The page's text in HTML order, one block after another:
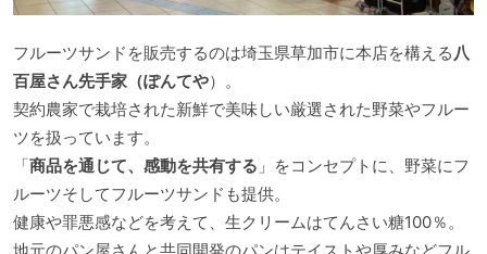
フルーツサンドを販売するのは埼玉県草加市に本店を構える八
百屋さん先手家（ぽんてや）。
契約農家で栽培された新鮮で美味しい厳選された野菜やフルー
ツを扱っています。
「商品を通じて、感動を共有する 」をコンセプトに、野菜にフ
ルーツそしてフルーツサンドも提供。
健康や罪悪感などを考えて、生クリームはてんさい糖100％。